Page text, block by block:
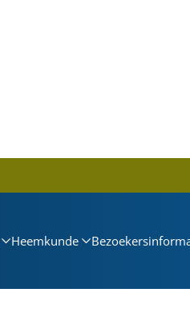
Heemkunde